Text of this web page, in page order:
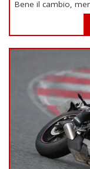
Bene il cambio,